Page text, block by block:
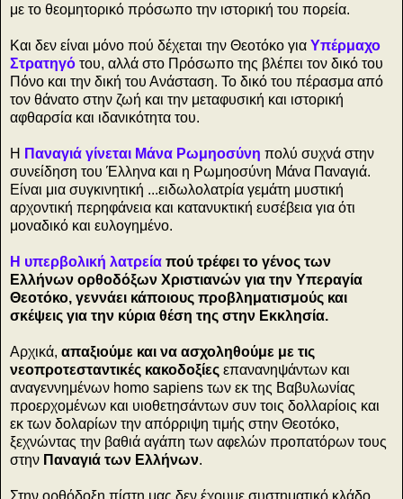
με το θεομητορικό πρόσωπο την ιστορική του πορεία.
Και δεν είναι μόνο πού δέχεται την Θεοτόκο για Υπέρμαχο
Στρατηγό του, αλλά στο Πρόσωπο της βλέπει τον δικό του
Πόνο και την δική του Ανάσταση. Το δικό του πέρασμα από
τον θάνατο στην ζωή και την μεταφυσική και ιστορική
αφθαρσία και ιδανικότητα του.
Η Παναγιά γίνεται Mάνα Ρωμηοσύνη πολύ συχνά στην
συνείδηση του Έλληνα και η Ρωμηοσύνη Μάνα Παναγιά.
Είναι μια συγκινητική ...ειδωλολατρία γεμάτη μυστική
αρχοντική περηφάνεια και κατανυκτική ευσέβεια για ότι
μοναδικό και ευλογημένο.
Η υπερβολική λατρεία πού τρέφει το γένος των
Ελλήνων ορθοδόξων Χριστιανών για την Υπεραγία
Θεοτόκο, γεννάει κάποιους προβληματισμούς και
σκέψεις για την κύρια θέση της στην Εκκλησία.
Αρχικά, απαξιούμε και να ασχοληθούμε με τις
νεοπροτεσταντικές κακοδοξίες επανανηψάντων και
αναγεννημένων homo sapiens των εκ της Βαβυλωνίας
προερχομένων και υιοθετησάντων συν τοις δολλαρίοις και
εκ των δολαρίων την απόρριψη τιμής στην Θεοτόκο,
ξεχνώντας την βαθιά αγάπη των αφελών προπατόρων τους
στην Παναγιά των Ελλήνων.
Στην ορθόδοξη πίστη μας δεν έχουμε συστηματικό κλάδο